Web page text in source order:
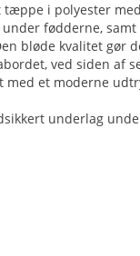
i polyester
fødderne,
bløde kvalitet gør
ved siden af
med et moderne
underlag